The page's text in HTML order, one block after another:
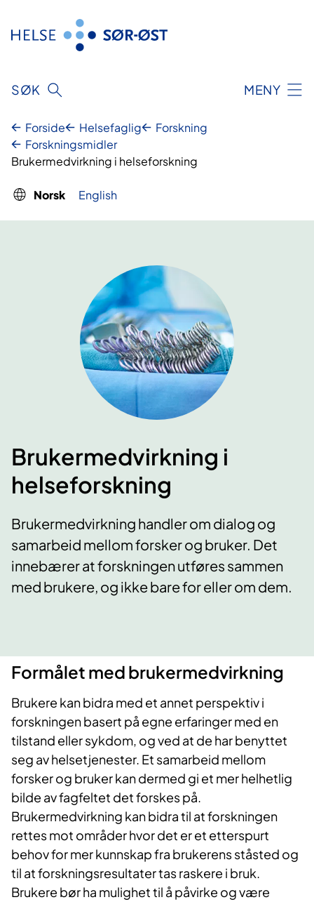
innhold
SØK MENY
Forside Helsefaglig
Forskning
Forskningsmidler
Brukermedvirkning i helseforskning
Norsk English
Brukermedvirkning i
helseforskning
Brukermedvirkning handler om dialog og
samarbeid mellom forsker og bruker. Det
innebærer at forskningen utføres sammen
med brukere, og ikke bare for eller om dem.
Formålet med brukermedvirkning
Brukere kan bidra med et annet perspektiv i
forskningen basert på egne erfaringer med en
tilstand eller sykdom, og ved at de har benyttet
seg av helsetjenester. Et samarbeid mellom
forsker og bruker kan dermed gi et mer helhetlig
bilde av fagfeltet det forskes på.
Brukermedvirkning kan bidra til at forskningen
rettes mot områder hvor det er et etterspurt
behov for mer kunnskap fra brukerens ståsted og
til at forskningsresultater tas raskere i bruk.
Brukere bør ha mulighet til å påvirke og være